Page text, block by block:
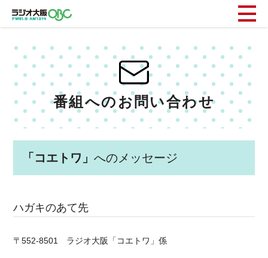
番組へのお問い合わせ
「コエトワ」へのメッセージ
ハガキのあて先
〒552-8501 ラジオ大阪「コエトワ」係